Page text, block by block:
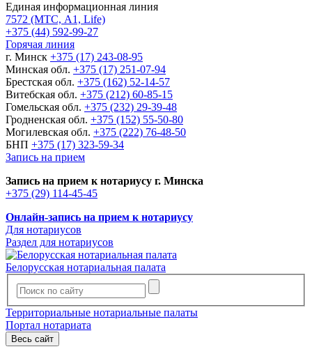
Единая информационная линия
7572 (МТС, A1, Life)
+375 (44) 592-99-27
Горячая линия
г. Минск +375 (17) 243-08-95
Минская обл. +375 (17) 251-07-94
Брестская обл. +375 (162) 52-14-57
Витебская обл. +375 (212) 60-85-15
Гомельская обл. +375 (232) 29-39-48
Гродненская обл. +375 (152) 55-50-80
Могилевская обл. +375 (222) 76-48-50
БНП +375 (17) 323-59-34
Запись на прием
Запись на прием к нотариусу г. Минска
+375 (29) 114-45-45
Онлайн-запись на прием к нотариусу
Для нотариусов
Раздел для нотариусов
Белорусская нотариальная палата
Территориальные нотариальные палаты
Портал нотариата
Весь сайт